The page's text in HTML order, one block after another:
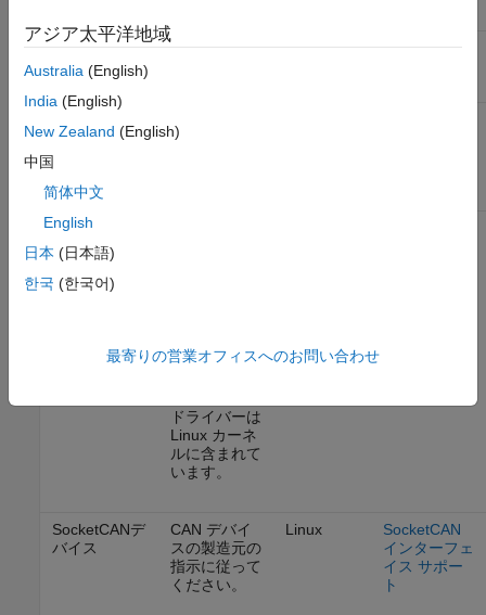
MathWorks ®
仮想 CAN チ
ャネル
ツールボック
Windows,
MathWorks
CANデバイス
は
PEAK-System
CANデバイス
入手できま
ドライバーは
Linux カーネ
ルに含まれて
います。
SocketCANデ
バイス
CAN デバイ
スの製造元の
指示に従って
ください。
Linux
SocketCAN
インターフェ
イス サポー
ト
アジア太平洋地域
Australia (English)
India (English)
New Zealand (English)
中国
简体中文
English
日本 (日本語)
한국 (한국어)
最寄りの営業オフィスへのお問い合わせ